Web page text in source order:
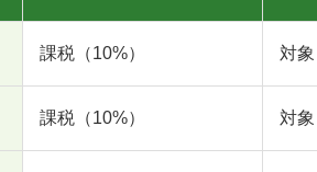
課税（10%） 対
課税（10%） 対